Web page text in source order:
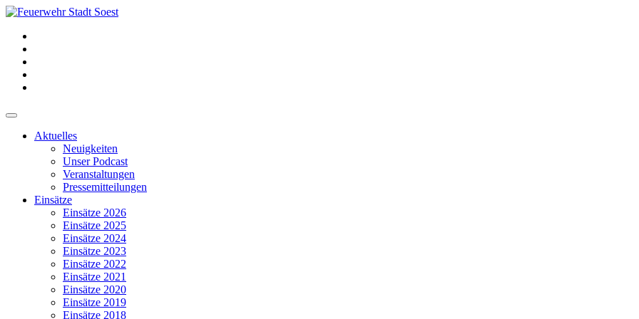
Aktuelles
Neuigkeiten
Unser Podcast
Veranstaltungen
Pressemitteilungen
Einsätze
Einsätze 2026
Einsätze 2025
Einsätze 2024
Einsätze 2023
Einsätze 2022
Einsätze 2021
Einsätze 2020
Einsätze 2019
Einsätze 2018